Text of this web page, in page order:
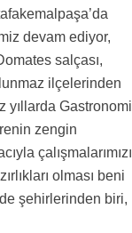
devam ediyor,
salçası,
ilçelerinden
yıllarda Gastronomi
zengin
çalışmalarımızı
olması beni
şehirlerinden biri,